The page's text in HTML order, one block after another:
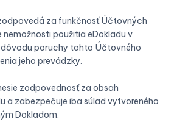
za funkčnosť Účtovných
použitia eDokladu v
poruchy tohto Účtovného
jeho prevádzky.
zodpovednosť za obsah
a zabezpečuje iba súlad vytvoreného
Dokladom.